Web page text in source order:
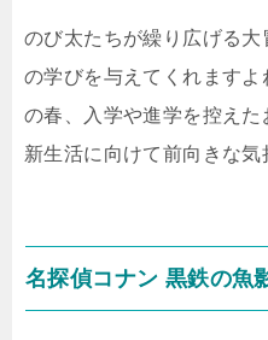
のび太たちが繰り広げる大
の学びを与えてくれます
の春、入学や進学を控えた
新生活に向けて前向きな気
名探偵コナン 黒鉄の魚